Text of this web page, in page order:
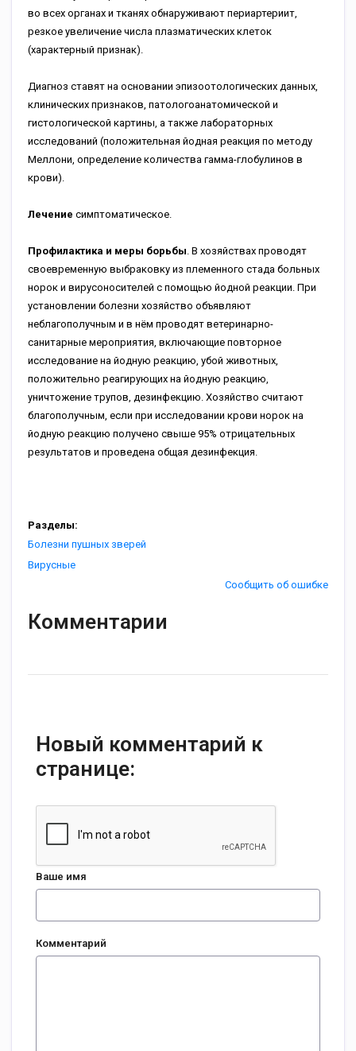
во всех органах и тканях обнаруживают периартериит,
резкое увеличение числа плазматических клеток
(характерный признак).
Диагноз ставят на основании эпизоотологических данных,
клинических признаков, патологоанатомической и
гистологической картины, а также лабораторных
исследований (положительная йодная реакция по методу
Меллони, определение количества гамма-глобулинов в
крови).
Лечение симптоматическое.
Профилактика и меры борьбы. В хозяйствах проводят
своевременную выбраковку из племенного стада больных
норок и вирусоносителей с помощью йодной реакции. При
установлении болезни хозяйство объявляют
неблагополучным и в нём проводят ветеринарно-
санитарные мероприятия, включающие повторное
исследование на йодную реакцию, убой животных,
положительно реагирующих на йодную реакцию,
уничтожение трупов, дезинфекцию. Хозяйство считают
благополучным, если при исследовании крови норок на
йодную реакцию получено свыше 95% отрицательных
результатов и проведена общая дезинфекция.
Разделы:
Болезни пушных зверей
Вирусные
Сообщить об ошибке
Комментарии
Новый комментарий к
странице:
Ваше имя
Комментарий